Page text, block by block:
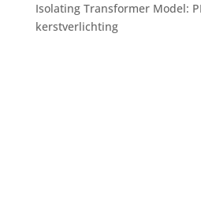
Isolating Transformer Model:
kerstverlichting